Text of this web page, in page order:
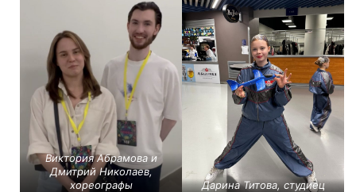
Виктория Абрамова и
Дмитрий Николаев,
хореографы
Дарина Титова, студиец